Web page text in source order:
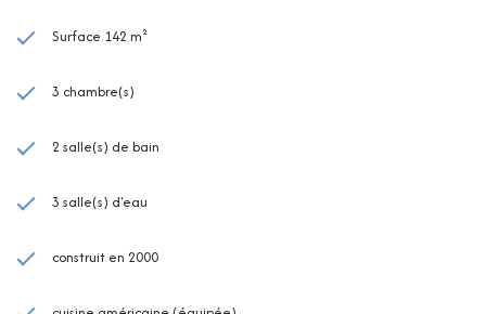
Surface 142 m²
3 chambre(s)
2 salle(s) de bain
3 salle(s) d'eau
construit en 2000